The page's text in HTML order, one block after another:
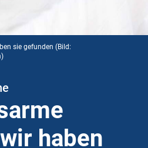
sie gefunden (Bild:
haben